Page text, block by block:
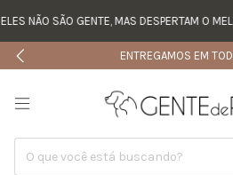
NÃO SÃO GENTE, MAS DESPERTAM O
ENTREGAMOS EM